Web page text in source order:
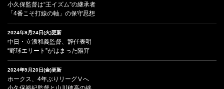
小久保監督は“王イズム”の継承者
「4番こそ打線の軸」の保守思想
2024年9月24日(火)更新
中日・立浪和義監督、辞任表明
“野球エリート”がはまった陥穽
2024年9月20日(金)更新
ホークス、4年ぶりリーグⅤへ